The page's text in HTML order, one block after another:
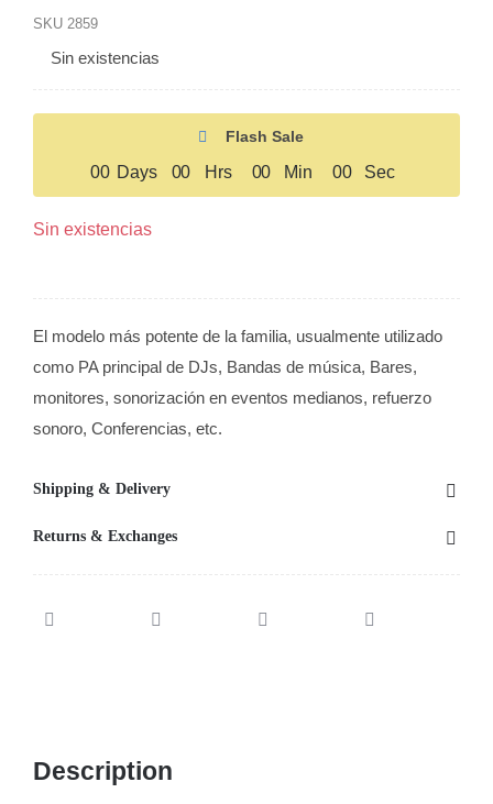
SKU 2859
Sin existencias
Flash Sale
00 Days 00 Hrs 00 Min 00 Sec
Sin existencias
El modelo más potente de la familia, usualmente utilizado
como PA principal de DJs, Bandas de música, Bares,
monitores, sonorización en eventos medianos, refuerzo
sonoro, Conferencias, etc.
Shipping & Delivery
Returns & Exchanges
Description